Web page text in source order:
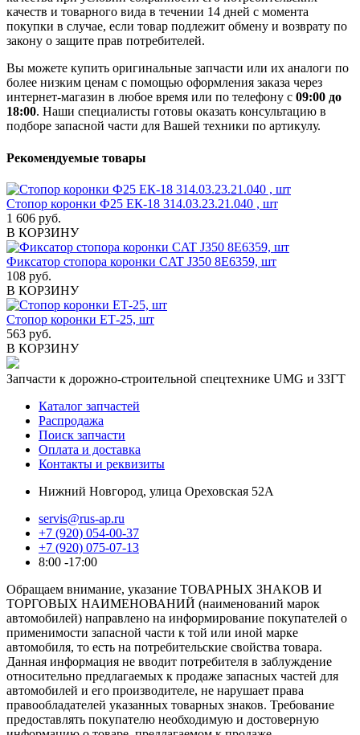
качеств и товарного вида в течении 14 дней с момента
покупки в случае, если товар подлежит обмену и возврату по
закону о защите прав потребителей.
Вы можете купить оригинальные запчасти или их аналоги по
более низким ценам с помощью оформления заказа через
интернет-магазин в любое время или по телефону с 09:00 до
18:00. Наши специалисты готовы оказать консультацию в
подборе запасной части для Вашей техники по артикулу.
Рекомендуемые товары
Стопор коронки Ф25 ЕК-18 314.03.23.21.040 , шт
1 606 руб.
В КОРЗИНУ
Фиксатор стопора коронки CAT J350 8E6359, шт
108 руб.
В КОРЗИНУ
Стопор коронки ЕТ-25, шт
563 руб.
В КОРЗИНУ
Запчасти к дорожно-строительной спецтехнике UMG и ЗЗГТ
Каталог запчастей
Распродажа
Поиск запчасти
Оплата и доставка
Контакты и реквизиты
Нижний Новгород, улица Ореховская 52А
servis@rus-ap.ru
+7 (920) 054-00-37
+7 (920) 075-07-13
8:00 -17:00
Обращаем внимание, указание ТОВАРНЫХ ЗНАКОВ И
ТОРГОВЫХ НАИМЕНОВАНИЙ (наименований марок
автомобилей) направлено на информирование покупателей о
применимости запасной части к той или иной марке
автомобиля, то есть на потребительские свойства товара.
Данная информация не вводит потребителя в заблуждение
относительно предлагаемых к продаже запасных частей для
автомобилей и его производителе, не нарушает права
правообладателей указанных товарных знаков. Требование
предоставлять покупателю необходимую и достоверную